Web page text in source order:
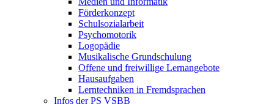
Förderkonzept
Schulsozialarbeit
Psychomotorik
Logopädie
Musikalische Grundschulung
Offene und freiwillige Lernangebote
Hausaufgaben
Lerntechniken in Fremdsprachen
Infos der PS VSBB